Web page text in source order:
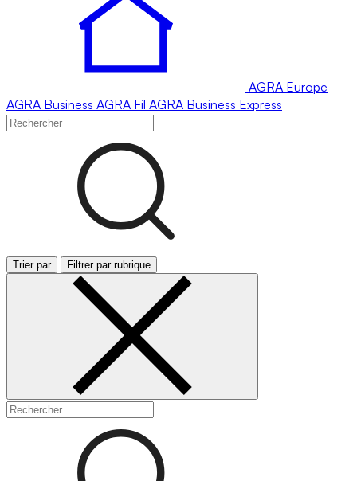
AGRA Europe
AGRA Business AGRA Fil AGRA Business Express
Trier par Filtrer par rubrique